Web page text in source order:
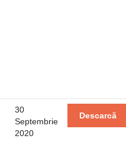
30
Septembrie
2020
Descarcă